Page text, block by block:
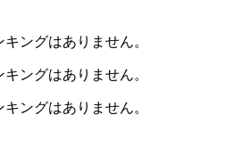
ングはありません。
ングはありません。
ングはありません。